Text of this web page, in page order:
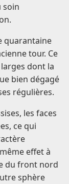
soin
quarantaine
tour. Ce
dont la
bien dégagé
régulières.
les faces
ce qui
effet à
du front nord
sphère